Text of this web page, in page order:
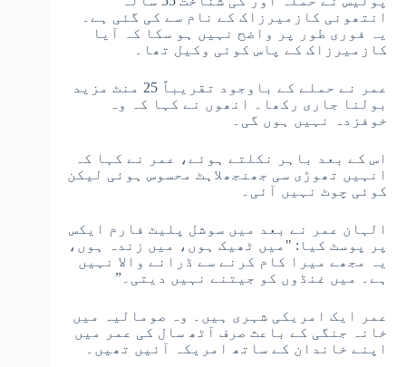
انتھونی کازمیرزاک کے نام سے کی گئی ہے۔
یہ فوری طور پر واضح نہیں ہو سکا کہ آیا
کازمیرزاک کے پاس کوئی وکیل تھا۔
عمر نے حملے کے باوجود تقریباً 25 منٹ مزید
بولنا جاری رکھا۔ انھوں نے کہا کہ وہ
خوفزدہ نہیں ہوں گی۔
اس کے بعد باہر نکلتے ہوئے، عمر نے کہا کہ
انہیں تھوڑی سی جھنجھلاہٹ محسوس ہوئی لیکن
کوئی چوٹ نہیں آئی۔
الہان عمر نے بعد میں سوشل پلیٹ فارم ایکس
پر پوسٹ کیا: "میں ٹھیک ہوں، میں زندہ ہوں،
یہ مجھے میرا کام کرنے سے ڈرانے والا نہیں
ہے۔ میں غنڈوں کو جیتنے نہیں دیتی۔”
عمر ایک امریکی شہری ہیں۔ وہ صومالیہ میں
خانہ جنگی کے باعث صرف آٹھ سال کی عمر میں
اپنے خاندان کے ساتھ امریکہ آئیں تھیں۔